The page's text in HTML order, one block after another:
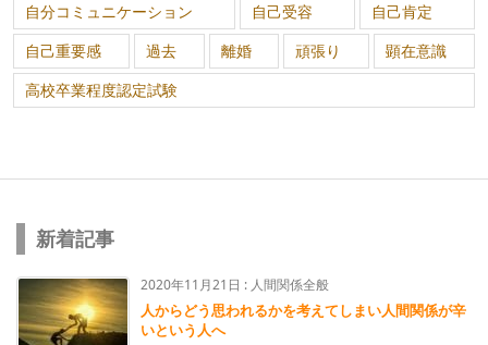
自分コミュニケーション
自己受容
自己肯定
自己重要感
過去 離婚 頑張り
顕在意識
高校卒業程度認定試験
新着記事
2020年11月21日 : 人間関係全般
人からどう思われるかを考えてしまい人間関係が辛
いという人へ